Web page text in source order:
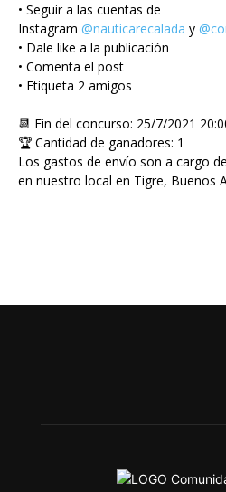
• Seguir a las cuentas de
Instagram @nauticarecalada y
• Dale like a la publicación
• Comenta el post
• Etiqueta 2 amigos
📆 Fin del concurso: 25/7/2021
🏆 Cantidad de ganadores: 1
Los gastos de envío son a cargo
en nuestro local en Tigre, Buenos